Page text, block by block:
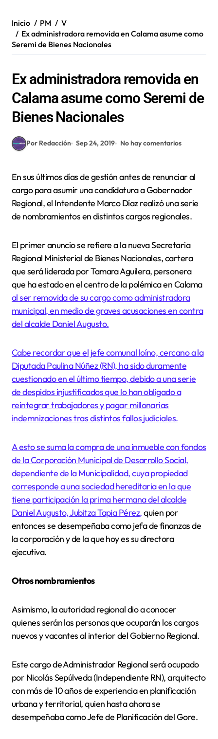
Inicio PM
V
Ex administradora removida en Calama asume como
Seremi de Bienes Nacionales
Ex administradora removida en
Calama asume como Seremi de
Bienes Nacionales
Por Redacción Sep 24, 2019 No hay comentarios
En sus últimos días de gestión antes de renunciar al
cargo para asumir una candidatura a Gobernador
Regional, el Intendente Marco Díaz realizó una serie
de nombramientos en distintos cargos regionales.
El primer anuncio se refiere a la nueva Secretaria
Regional Ministerial de Bienes Nacionales, cartera
que será liderada por Tamara Aguilera, personera
que ha estado en el centro de la polémica en Calama
al ser removida de su cargo como administradora
municipal, en medio de graves acusaciones en contra
del alcalde Daniel Augusto.
Cabe recordar que el jefe comunal loíno, cercano a la
Diputada Paulina Núñez (RN), ha sido duramente
cuestionado en el último tiempo, debido a una serie
de despidos injustificados que lo han obligado a
reintegrar trabajadores y pagar millonarias
indemnizaciones tras distintos fallos judiciales.
A esto se sumala compra de una inmueble con fondos
de la Corporación Municipal de Desarrollo Social,
dependiente de la Municipalidad, cuya propiedad
corresponde a una sociedad hereditaria en la que
tiene participación la prima hermana del alcalde
Daniel Augusto, Jubitza Tapia Pérez,quien por
entonces se desempeñaba como jefa de finanzas de
la corporación y de la que hoy es su directora
ejecutiva.
Otros nombramientos
Asimismo, la autoridad regional dio a conocer
quienes serán las personas que ocuparán los cargos
nuevos y vacantes al interior del Gobierno Regional.
Este cargo de Administrador Regional será ocupado
por Nicolás Sepúlveda (Independiente RN), arquitecto
con más de 10 años de experiencia en planificación
urbana y territorial, quien hasta ahora se
desempeñaba como Jefe de Planificación del Gore.